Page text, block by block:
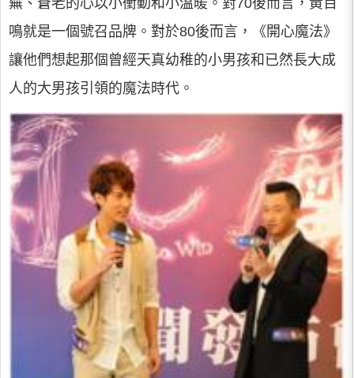
蕪、蒼老的心以小衝動和小溫暖。對70後而言，黃百
鳴就是一個號召品牌。對於80後而言，《開心魔法》
讓他們想起那個曾經天真幼稚的小男孩和已然長大成
人的大男孩引領的魔法時代。